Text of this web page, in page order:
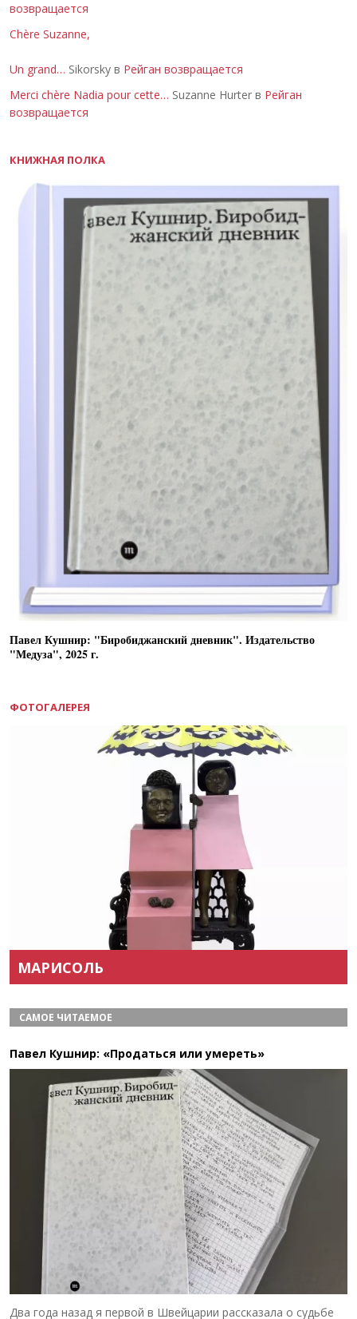
возвращается
Chère Suzanne,
Un grand… Sikorsky в Рейган возвращается
Merci chère Nadia pour cette… Suzanne Hurter в Рейган
возвращается
КНИЖНАЯ ПОЛКА
Павел Кушнир: "Биробиджанский дневник". Издательство
"Медуза", 2025 г.
ФОТОГАЛЕРЕЯ
МАРИСОЛЬ
САМОЕ ЧИТАЕМОЕ
Павел Кушнир: «Продаться или умереть»
Два года назад я первой в Швейцарии рассказала о судьбе